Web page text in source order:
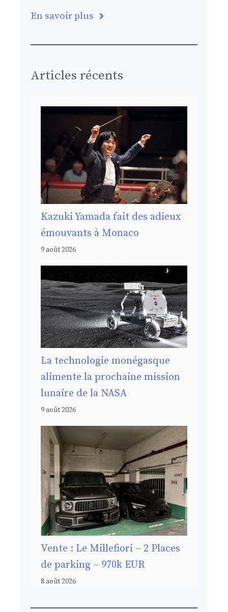
En savoir plus
Articles récents
Kazuki Yamada fait des adieux
émouvants à Monaco
9 août 2026
La technologie monégasque
alimente la prochaine mission
lunaire de la NASA
9 août 2026
Vente : Le Millefiori – 2 Places
de parking – 970k EUR
8 août 2026